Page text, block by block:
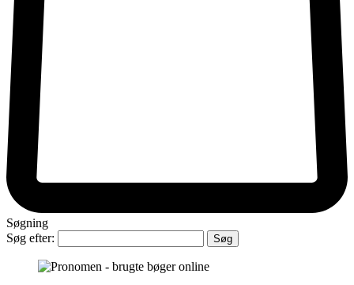
Søgning
Søg efter: